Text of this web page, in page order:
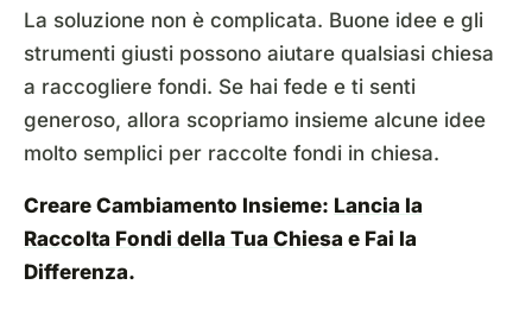
La soluzione non è complicata. Buone idee e gli
strumenti giusti possono aiutare qualsiasi chiesa
a raccogliere fondi. Se hai fede e ti senti
generoso, allora scopriamo insieme alcune idee
molto semplici per raccolte fondi in chiesa.
Creare Cambiamento Insieme: Lancia la
Raccolta Fondi della Tua Chiesa e Fai la
Differenza.